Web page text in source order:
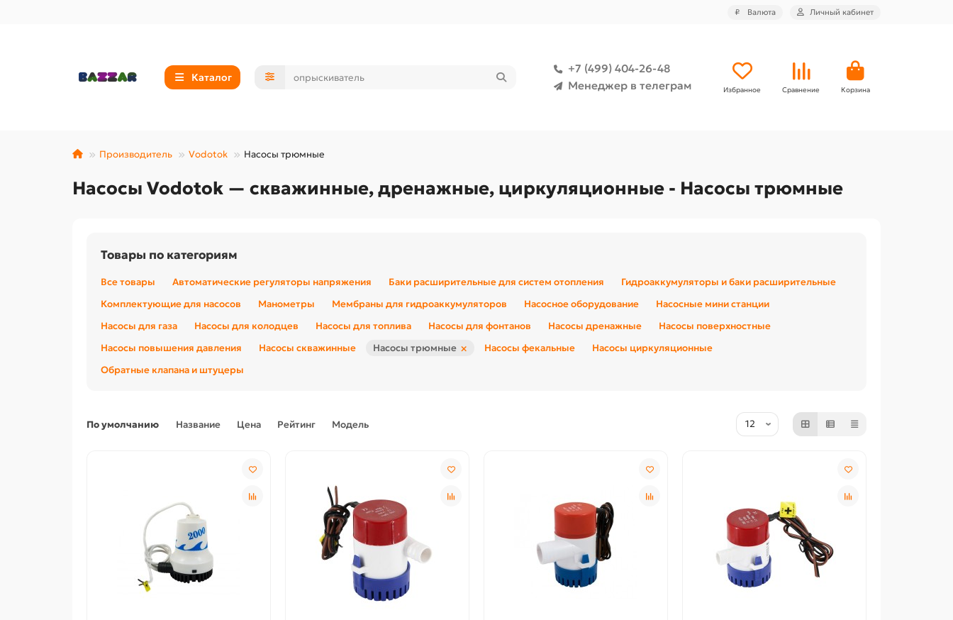
₽ Валюта Личный кабинет
Каталог
+7 (499) 404-26-48
Менеджер в телеграм
Избранное Сравнение Корзина
Производитель Vodotok Насосы трюмные
Насосы Vodotok — скважинные, дренажные, циркуляционные - Насосы трюмные
Товары по категориям
Все товары Автоматические регуляторы напряжения Баки расширительные для систем отопления
Гидроаккумуляторы и баки расширительные
Комплектующие для насосов
Манометры Мембраны для гидроаккумуляторов Насосное оборудование
Насосные мини станции
Насосы для газа
Насосы для колодцев Насосы для топлива Насосы для фонтанов Насосы дренажные
Насосы поверхностные
Насосы повышения давления
Насосы скважинные Насосы трюмные × Насосы фекальные
Насосы циркуляционные
Обратные клапана и штуцеры
По умолчанию Название Цена Рейтинг Модель